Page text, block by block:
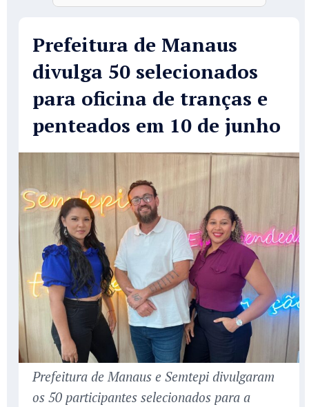
Prefeitura de Manaus
divulga 50 selecionados
para oficina de tranças e
penteados em 10 de junho
Prefeitura de Manaus e Semtepi divulgaram
os 50 participantes selecionados para a